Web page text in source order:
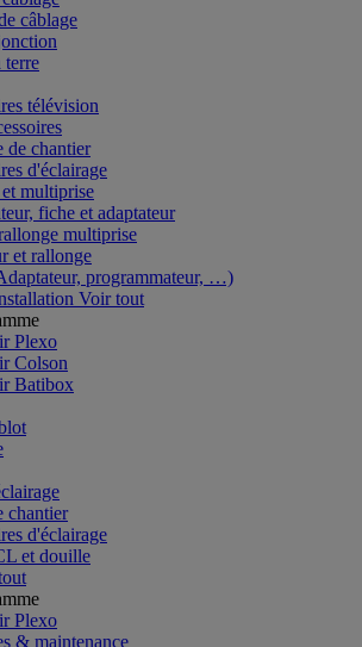
câblage
terre
télévision
de chantier
d'éclairage
multiprise
fiche et adaptateur
multiprise
et rallonge
programmateur, …)
Voir tout
Plexo
Colson
Batibox
chantier
d'éclairage
et douille
Plexo
& maintenance